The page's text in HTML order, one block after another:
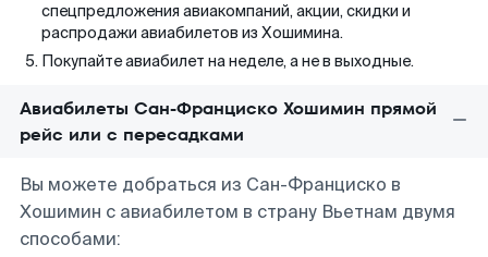
спецпредложения авиакомпаний, акции, скидки и
распродажи авиабилетов из Хошимина.
Покупайте авиабилет на неделе, а не в выходные.
Авиабилеты Сан-Франциско Хошимин прямой
рейс или с пересадками
Вы можете добраться из Сан-Франциско в
Хошимин с авиабилетом в страну Вьетнам двумя
способами: